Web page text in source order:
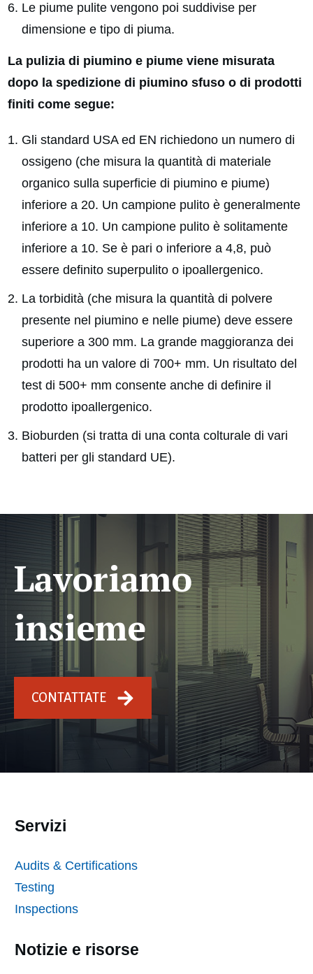
Le piume pulite vengono poi suddivise per
dimensione e tipo di piuma.
La pulizia di piumino e piume viene misurata
dopo la spedizione di piumino sfuso o di prodotti
finiti come segue:
Gli standard USA ed EN richiedono un numero di
ossigeno (che misura la quantità di materiale
organico sulla superficie di piumino e piume)
inferiore a 20. Un campione pulito è generalmente
inferiore a 10. Un campione pulito è solitamente
inferiore a 10. Se è pari o inferiore a 4,8, può
essere definito superpulito o ipoallergenico.
La torbidità (che misura la quantità di polvere
presente nel piumino e nelle piume) deve essere
superiore a 300 mm. La grande maggioranza dei
prodotti ha un valore di 700+ mm. Un risultato del
test di 500+ mm consente anche di definire il
prodotto ipoallergenico.
Bioburden (si tratta di una conta colturale di vari
batteri per gli standard UE).
Lavoriamo
insieme
CONTATTATE
Servizi
Audits & Certifications
Testing
Inspections
Notizie e risorse